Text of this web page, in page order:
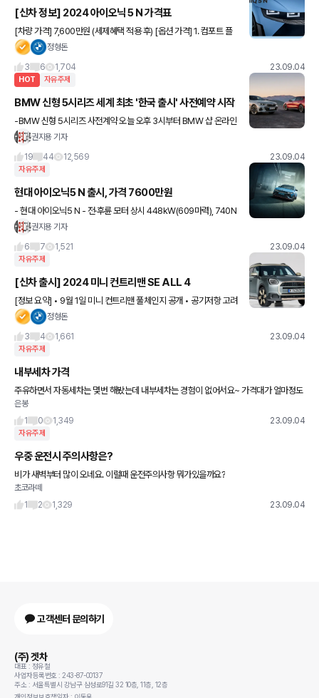
[신차 정보] 2024 아이오닉 5 N 가격표
[차량 가격] 7,600만원 (세제혜택 적용 후) [옵션 가격] 1. 컴포트 플
러스 : 450,000원 2. 파킹 어시스트 : 1,680,000원 3. 빌트인 캠2,
정형돈
3
6 1,704 23.09.04
HOT 자유주제
BMW 신형 5시리즈 세계 최초 '한국 출시' 사전예약 시작
-BMW 신형 5시리즈 사전계약 오늘 오후 3시부터 BMW 샵 온라인
에서 시작 - 10월 정식 출시, 유럽보다 빠른 세계 최초로 한국 시장 출권지용 기자
19
44 12,569 23.09.04
자유주제
현대 아이오닉5 N 출시, 가격 7600만원
- 현대 아이오닉5 N - 전·후륜 모터 상시 448kW(609마력), 740N
m(75.5kgf·m) - 'N 그린 부스트' 모드 사용 시 합산 최고출력 478k
권지용 기자
6
7 1,521 23.09.04
자유주제
[신차 출시] 2024 미니 컨트리맨 SE ALL 4
[정보 요약] • 9월 1일 미니 컨트리맨 풀체인지 공개 • 공기저항 고려
설계 (0.26Cd) • 컨트리맨의 전기차 버전 • 복합주행거리 462km
정형돈
3
4 1,661 23.09.04
자유주제
내부세차 가격
주유하면서 자동세차는 몇번 해봤는데 내부세차는 경험이 없어서요~ 가격대가 얼마정도
하나요?
은봉
1
0 1,349 23.09.04
자유주제
우중 운전시 주의사항은?
비가 새벽부터 많이 오네요. 이럴때 운전주의사항 뭐가있을까요?
초코라떼
1
2 1,329 23.09.04
고객센터 문의하기
(주) 겟차
대표 : 정유철
사업자등록번호 : 243-87-00137
주소 : 서울특별시 강남구 삼성로91길 32 10층, 11층, 12층